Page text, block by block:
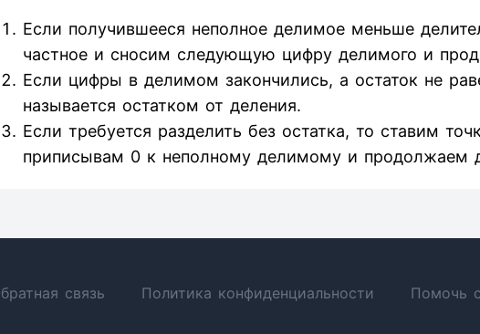
Если получившееся неполное делимое меньше
частное и сносим следующую цифру делимого и
Если цифры в делимом закончились, а остаток не
называется остатком от деления.
Если требуется разделить без остатка, то ставим
приписывам 0 к неполному делимому и продолжаем
связь Политика конфиденциальности Помочь